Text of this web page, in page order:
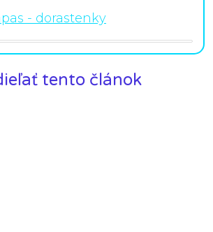
- dorastenky
tento článok